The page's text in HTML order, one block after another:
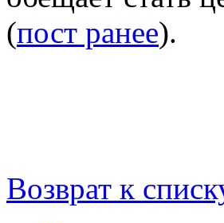
(пост ранее).
Возврат к